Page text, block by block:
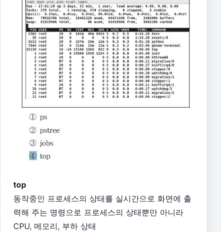
top
동작중인 프로세스의 상태를 실시간으로 화면에 출
력해 주는 명령으로 프로세스의 상태뿐만 아니라
CPU, 메모리, 부하 상태